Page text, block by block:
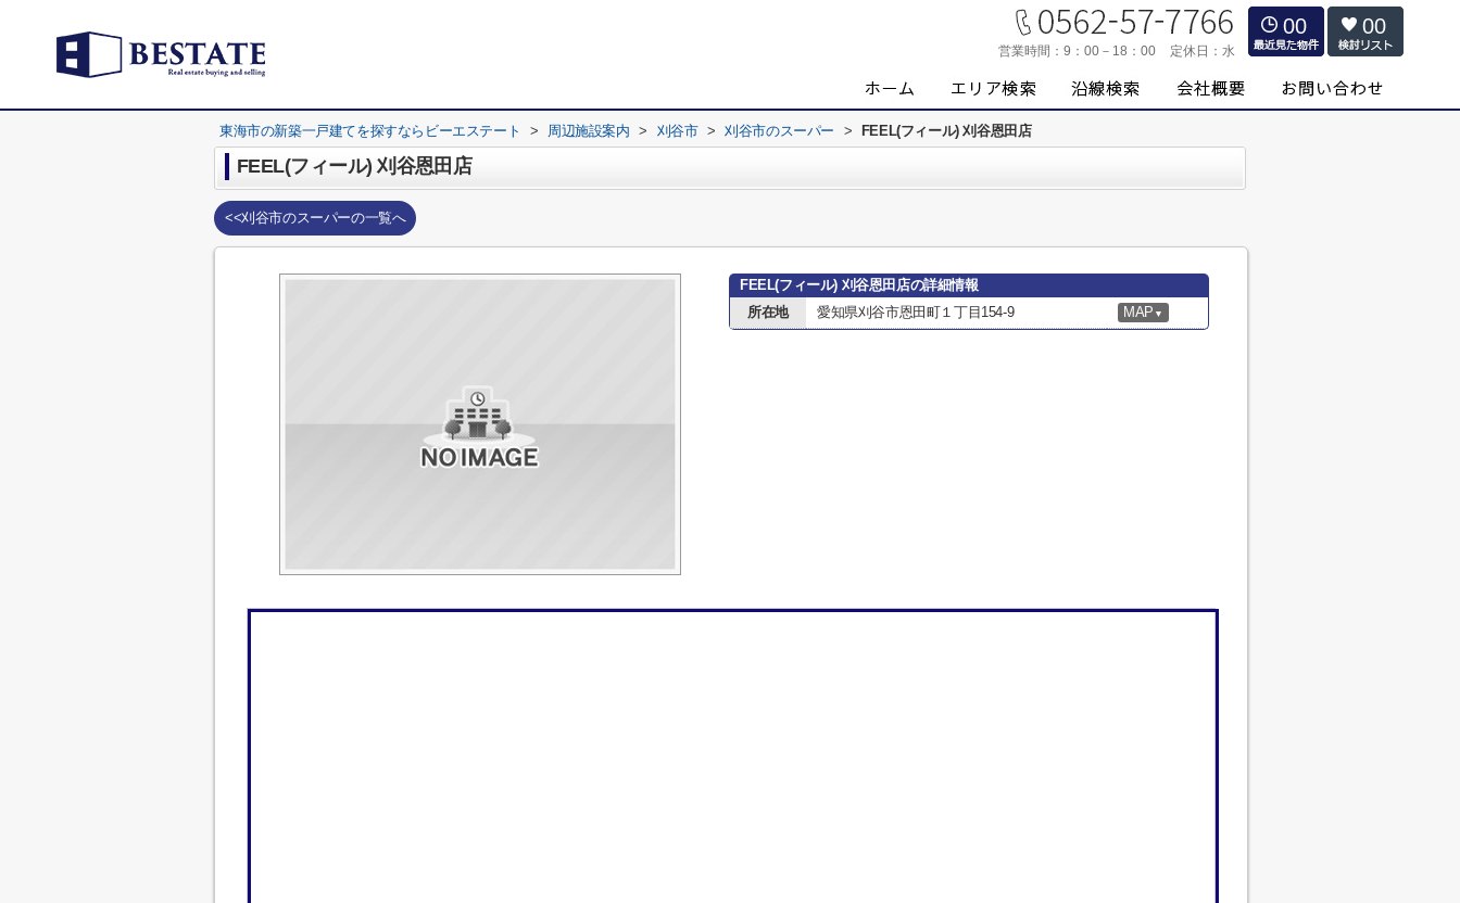
営業時間： 9：00－18：00 定休日： 水
00 00
東海市の新築一戸建てを探すならビーエステート > 周辺施設案内 > 刈谷市 > 刈谷市のスーパー > FEEL(フィール) 刈谷恩田店
FEEL(フィール) 刈谷恩田店
<<刈谷市のスーパーの一覧へ
FEEL(フィール) 刈谷恩田店の詳細情報
所在地
愛知県刈谷市恩田町１丁目154-9 MAP ▼